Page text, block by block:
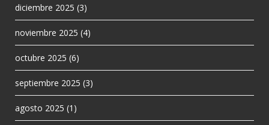
diciembre 2025 (3)
noviembre 2025 (4)
octubre 2025 (6)
septiembre 2025 (3)
agosto 2025 (1)